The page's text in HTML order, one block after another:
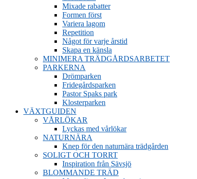
Mixade rabatter
Formen först
Variera lagom
Repetition
Något för varje årstid
Skapa en känsla
MINIMERA TRÄDGÅRDSARBETET
PARKERNA
Drömparken
Fridegårdsparken
Pastor Spaks park
Klosterparken
VÄXTGUIDEN
VÅRLÖKAR
Lyckas med vårlökar
NATURNÄRA
Knep för den naturnära trädgården
SOLIGT OCH TORRT
Inspiration från Sävsjö
BLOMMANDE TRÄD